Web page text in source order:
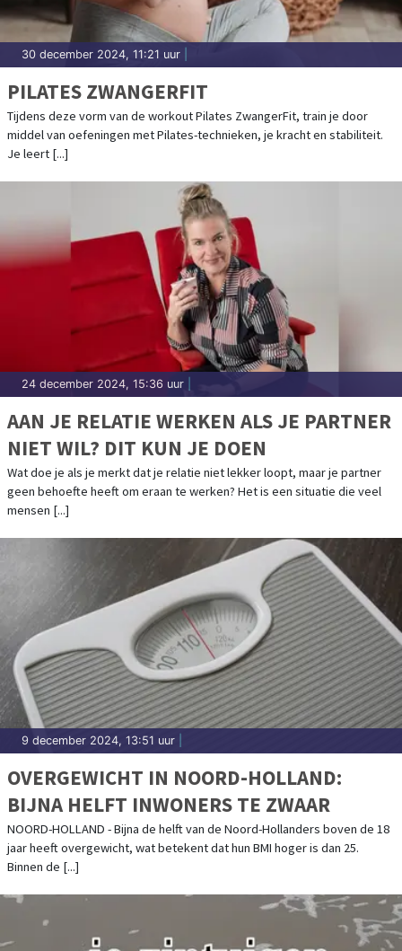
30 december 2024, 11:21 uur
PILATES ZWANGERFIT
Tijdens deze vorm van de workout Pilates ZwangerFit, train je door
middel van oefeningen met Pilates-technieken, je kracht en stabiliteit.
Je leert [...]
24 december 2024, 15:36 uur
AAN JE RELATIE WERKEN ALS JE PARTNER
NIET WIL? DIT KUN JE DOEN
Wat doe je als je merkt dat je relatie niet lekker loopt, maar je partner
geen behoefte heeft om eraan te werken? Het is een situatie die veel
mensen [...]
9 december 2024, 13:51 uur
OVERGEWICHT IN NOORD-HOLLAND:
BIJNA HELFT INWONERS TE ZWAAR
NOORD-HOLLAND - Bijna de helft van de Noord-Hollanders boven de 18
jaar heeft overgewicht, wat betekent dat hun BMI hoger is dan 25.
Binnen de [...]